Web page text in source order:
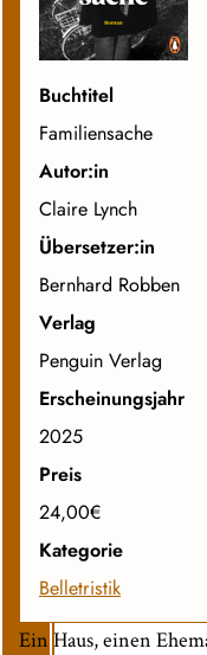
Buchtitel
Familiensache
Autor:in
Claire Lynch
Übersetzer:in
Bernhard Robben
Verlag
Penguin Verlag
Erscheinungsjahr
2025
Preis
24,00€
Kategorie
Belletristik
Ein Haus, einen